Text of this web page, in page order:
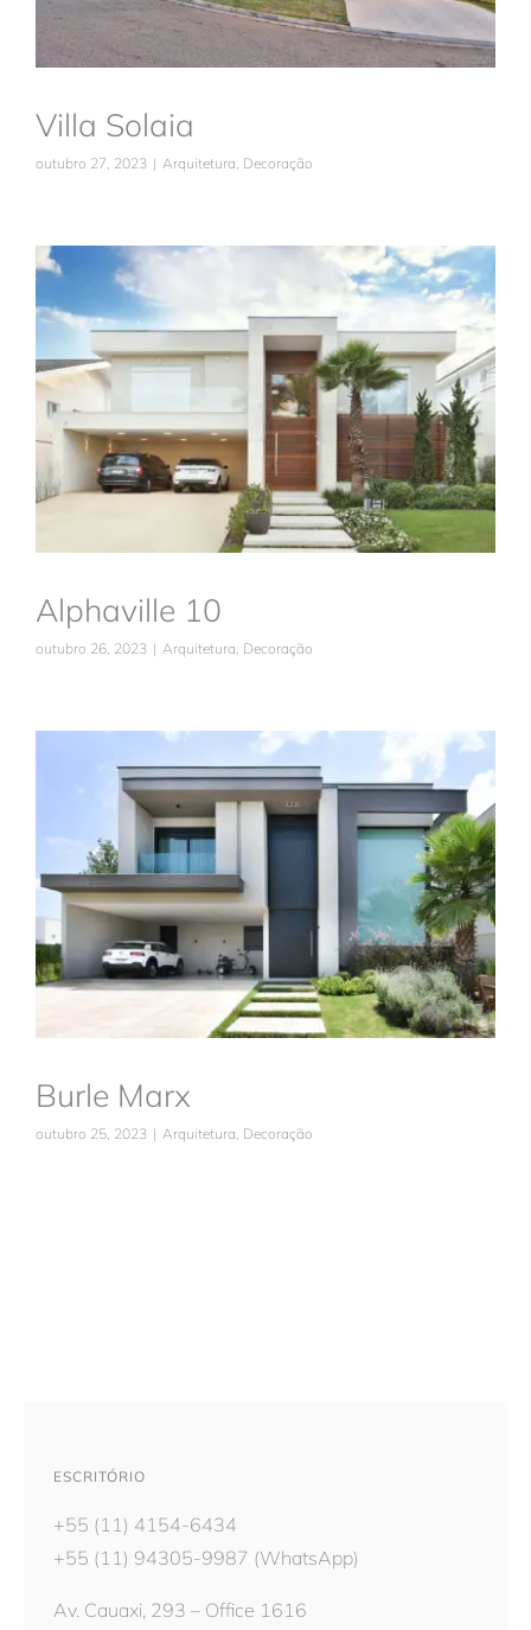
Villa Solaia
outubro 27, 2023 | Arquitetura, Decoração
Alphaville 10
Arquitetura Decoração
Alphaville 10
outubro 26, 2023 | Arquitetura, Decoração
Burle Marx
Arquitetura Decoração
Burle Marx
outubro 25, 2023 | Arquitetura, Decoração
ESCRITÓRIO
+55 (11) 4154-6434
+55 (11) 94305-9987 (WhatsApp)
Av. Cauaxi, 293 – Office 1616